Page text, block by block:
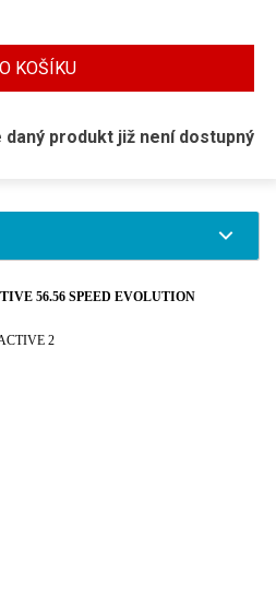
KOŠÍKU
daný produkt již není dostupný
56.56 SPEED EVOLUTION
2